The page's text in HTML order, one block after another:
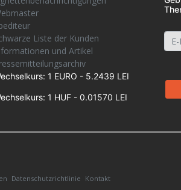
Liste der Kunden
und Artikel
1 EURO - 5.2439 LEI
1 HUF - 0.01570 LEI
Datenschutzrichtlinie Kontakt